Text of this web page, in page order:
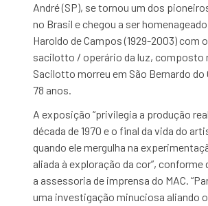
André (SP), se tornou um dos
no Brasil e chegou a ser
Haroldo de Campos (1929-2003) com
sacilotto / operário da luz, composto
Sacilotto morreu em São Bernardo do
78 anos.
A exposição “privilegia a produção
década de 1970 e o final da vida do
quando ele mergulha na
aliada à exploração da cor”, conforme
a assessoria de imprensa do MAC.
uma investigação minuciosa aliando